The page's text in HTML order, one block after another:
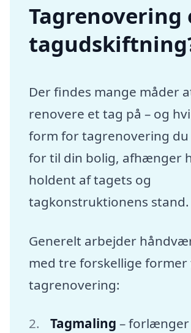
Tagrenovering
Der findes mange måder
renovere et tag på – og
form for tagrenovering
for til din bolig, afhænger
holdent af tagets og
tagkonstruktionens stand.
Generelt arbejder
med tre forskellige
tagrenovering:
Tagmaling – forlænger